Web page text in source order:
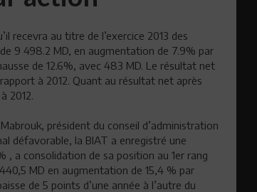
recevra au titre de l’exercice 2013 des
9 498.2 MD, en augmentation de 7.9% par
de 12.6%, avec 483 MD. Le résultat net
à 2012. Quant au résultat net après
2012.
président du conseil d’administration
défavorable, la BIAT a enregistré une
a consolidation de sa position au 1er rang
MD en augmentation de 15,4 % par
de 5 points d’une année à l’autre du